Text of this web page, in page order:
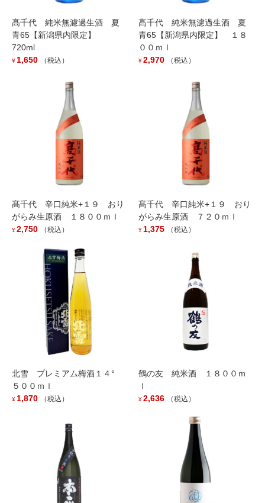
3,201 （税込） ¥1,600 （税込）
R7BY 山間 特別純米 中採
り直詰め 生原酒 ７２０ｍｌ
2,145 （税込）
Read more
YAMMA 13% 中採り直詰原
酒 １８００ｍｌ
¥ 3,601 （税込）
Read more
YAMMA 13% 中採り直詰原
Read more
山間 G 純米吟醸 １８００
Add to cart
髙千代 純米無濾過生酒 夏
青65【新潟県内限定】
720ml
¥1,650 （税込）
髙千代 純米無濾過生酒 夏
青65【新潟県内限定】 １８
００ｍｌ
¥2,970 （税込）
髙千代 辛口純米+１９ おり
がらみ生原酒 １８００ｍｌ
¥2,750 （税込）
髙千代 辛口純米+１９ おり
がらみ生原酒 ７２０ｍｌ
¥1,375 （税込）
北雪 プレミアム梅酒１４°
５００ｍｌ
¥1,870 （税込）
鶴の友 純米酒 １８００ｍ
ｌ
¥2,636 （税込）